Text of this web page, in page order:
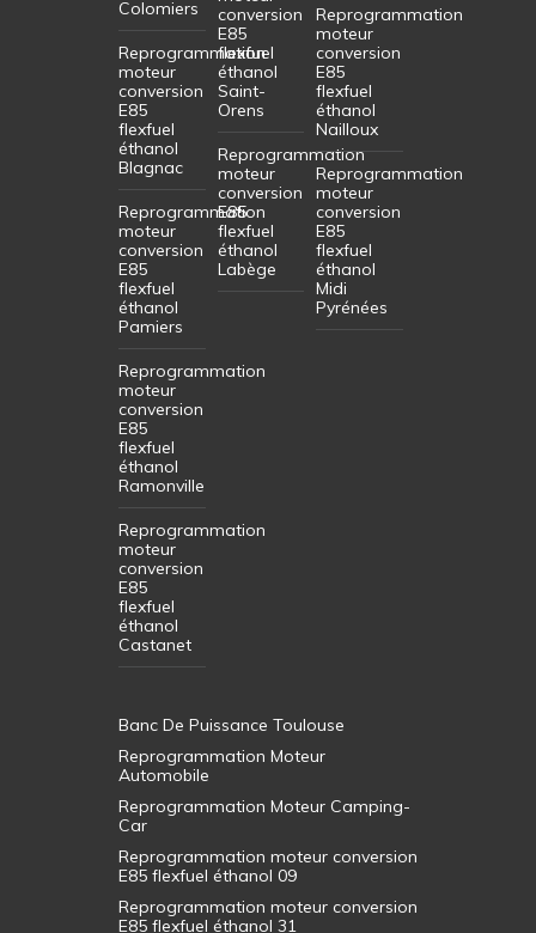
Colomiers
Reprogrammation
moteur
conversion
E85
flexfuel
éthanol
Blagnac
Reprogrammation
moteur
conversion
E85
flexfuel
éthanol
Pamiers
Reprogrammation
moteur
conversion
E85
flexfuel
éthanol
Ramonville
Reprogrammation
moteur
conversion
E85
flexfuel
éthanol
Castanet
conversion
E85
flexfuel
éthanol
Saint-
Orens
Reprogrammation
moteur
conversion
E85
flexfuel
éthanol
Labège
Reprogrammation
moteur
conversion
E85
flexfuel
éthanol
Nailloux
Reprogrammation
moteur
conversion
E85
flexfuel
éthanol
Midi
Pyrénées
Banc De Puissance Toulouse
Reprogrammation Moteur
Automobile
Reprogrammation Moteur Camping-
Car
Reprogrammation moteur conversion
E85 flexfuel éthanol 09
Reprogrammation moteur conversion
E85 flexfuel éthanol 31